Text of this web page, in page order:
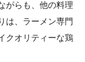
がらも、他の料理
は、ラーメン専門
クオリティーな鶏